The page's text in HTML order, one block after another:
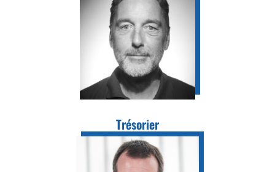
Trésorier